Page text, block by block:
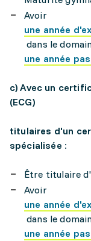
Avoir
une année
dans le
une année
c) Avec un
(ECG)
titulaires d'un
spécialisée :
Être titulaire
Avoir
une année
dans le
une année